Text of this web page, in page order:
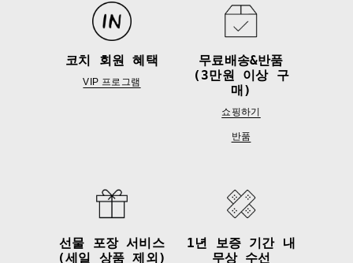
코치 회원 혜택
VIP 프로그램
무료배송&반품
(3만원 이상 구
매)
쇼핑하기
반품
선물 포장 서비스
(세일 상품 제외)
1년 보증 기간 내
무상 수선